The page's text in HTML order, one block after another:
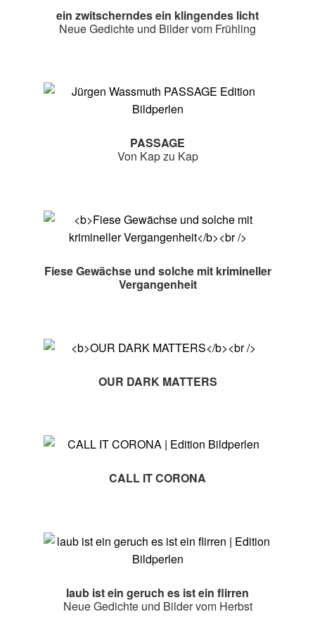
ein zwitscherndes ein klingendes licht
Neue Gedichte und Bilder vom Frühling
PASSAGE
Von Kap zu Kap
Fiese Gewächse und solche mit krimineller
Vergangenheit
OUR DARK MATTERS
CALL IT CORONA
laub ist ein geruch es ist ein flirren
Neue Gedichte und Bilder vom Herbst